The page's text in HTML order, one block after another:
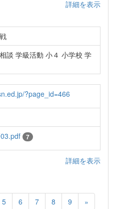
詳細を表示
談 学級活動 小４ 小学校 学
?page_id=466
7
詳細を表示
5 6 7 8 9 »